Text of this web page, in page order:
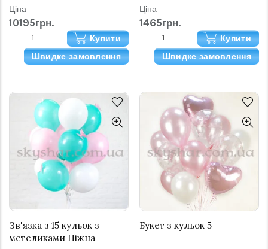
Ціна
10195грн.
Купити
Швидке замовлення
Ціна
1465грн.
Купити
Швидке замовлення
Зв'язка з 15 кульок з
метеликами Ніжна
Букет з кульок 5